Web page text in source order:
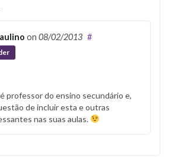
on 08/02/2013 #
é professor do ensino secundário e,
de incluir esta e outras
nas suas aulas.